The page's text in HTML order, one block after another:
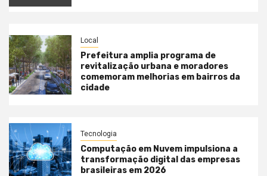
Local
Prefeitura amplia programa de
revitalização urbana e moradores
comemoram melhorias em bairros da
cidade
Tecnologia
Computação em Nuvem impulsiona a
transformação digital das empresas
brasileiras em 2026